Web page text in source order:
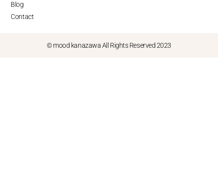
Blog
Contact
© mood kanazawa All Rights Reserved 2023